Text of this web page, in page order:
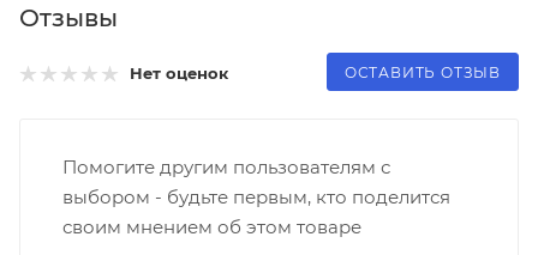
Отзывы
Нет оценок ОСТАВИТЬ ОТЗЫВ
Помогите другим пользователям с
выбором - будьте первым, кто поделится
своим мнением об этом товаре